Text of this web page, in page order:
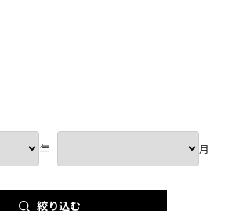
年 月
絞り込む